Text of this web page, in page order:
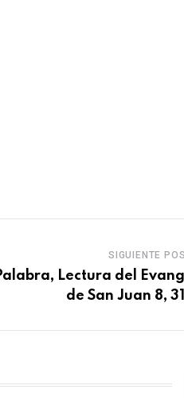
SIGUIENTE
Palabra, Lectura del
de San Juan 8,